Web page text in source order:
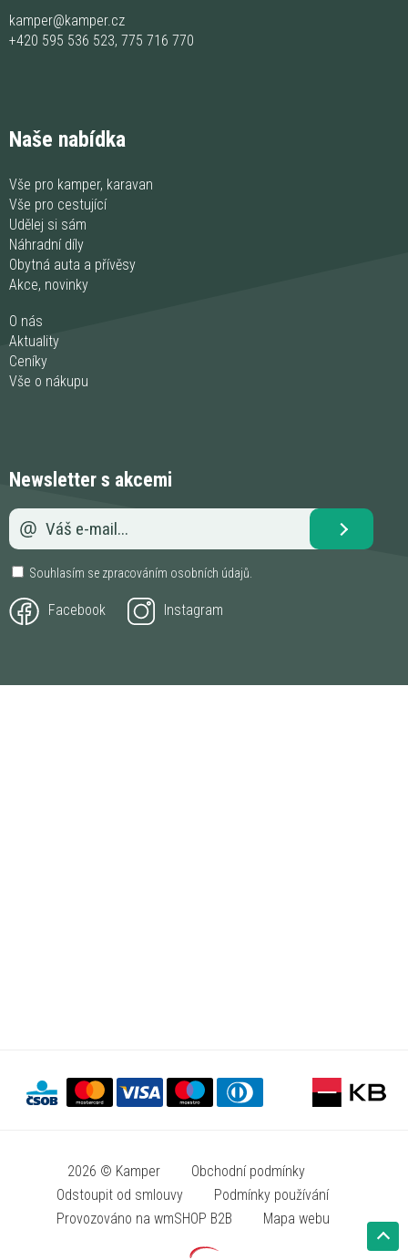
kamper@kamper.cz
+420 595 536 523, 775 716 770
Naše nabídka
Vše pro kamper, karavan
Vše pro cestující
Udělej si sám
Náhradní díly
Obytná auta a přívěsy
Akce, novinky
O nás
Aktuality
Ceníky
Vše o nákupu
Newsletter s akcemi
Souhlasím se zpracováním osobních údajů
Facebook Instagram
2026 © Kamper
Obchodní podmínky
Odstoupit od smlouvy
Podmínky používání
Provozováno na wmSHOP B2B
Mapa webu